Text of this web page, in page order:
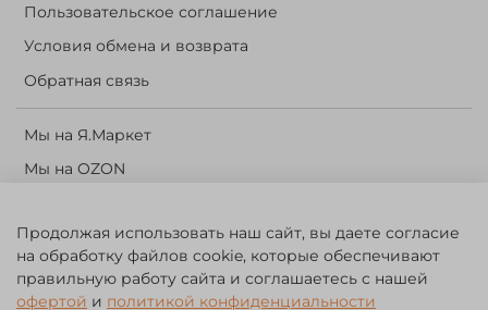
Пользовательское соглашение
Условия обмена и возврата
Обратная связь
Мы на Я.Маркет
Мы на OZON
Корзина
©️ 2014 - 2024 Forest River. Рыболовный интернет-магазин.
Продолжая использовать наш сайт, вы даете согласие
на обработку файлов cookie, которые обеспечивают
правильную работу сайта и соглашаетесь с нашей
офертой и политикой конфиденциальности